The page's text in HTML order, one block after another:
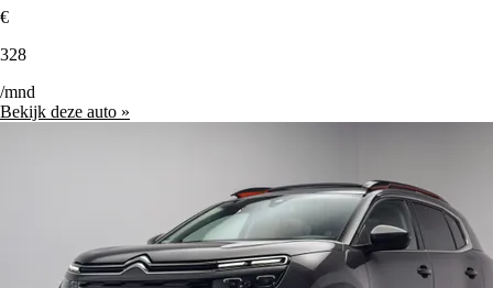
€
328
/mnd
Bekijk deze auto »